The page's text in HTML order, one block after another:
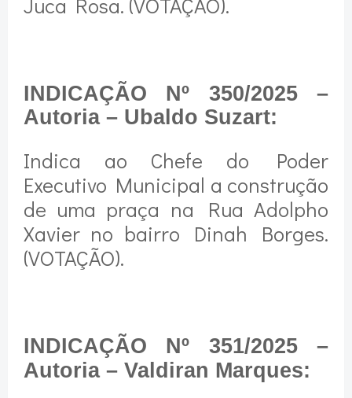
INDICAÇÃO Nº 350/2025 –
Autoria – Ubaldo Suzart:
Indica ao Chefe do Poder
Executivo Municipal a construção
de uma praça na Rua Adolpho
Xavier no bairro Dinah Borges.
(VOTAÇÃO).
INDICAÇÃO Nº 351/2025 –
Autoria – Valdiran Marques: